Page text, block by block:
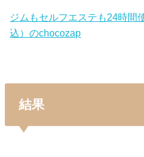
ジムもセルフエステも24時間
込）のchocozap
結果